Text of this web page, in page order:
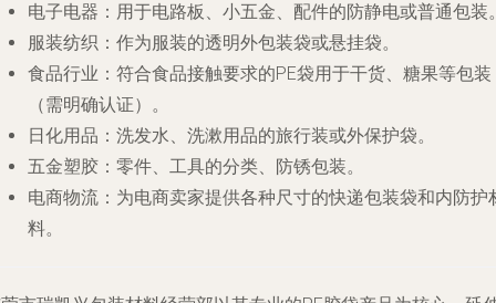
电子电器 ：用于电路板、小五金、配件的防静电或普通包装
服装纺织 ：作为服装的透明外包装袋或悬挂袋。
食品行业 ：符合食品接触要求的PE袋用于干货、糖果等包装
（需明确认证）。
日化用品 ：洗发水、洗漱用品的旅行装或外保护袋。
五金塑胶 ：零件、工具的分类、防锈包装。
电商物流 ：为电商卖家提供各种尺寸的快递包装袋和内防护
料。